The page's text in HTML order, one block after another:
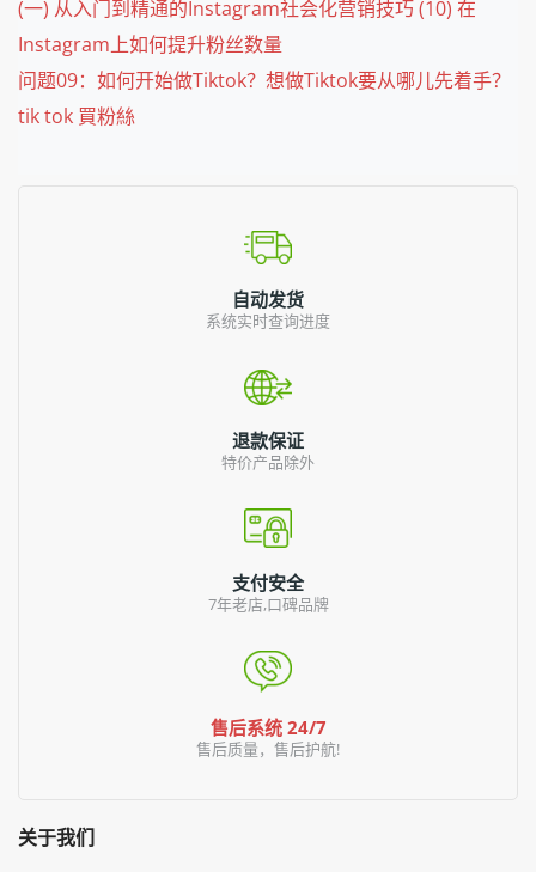
(一) 从入门到精通的Instagram社会化营销技巧 (10) 在
Instagram上如何提升粉丝数量
问题09：如何开始做Tiktok？想做Tiktok要从哪儿先着手？
tik tok 買粉絲
自动发货
系统实时查询进度
退款保证
特价产品除外
支付安全
7年老店,口碑品牌
售后系统 24/7
售后质量，售后护航!
关于我们